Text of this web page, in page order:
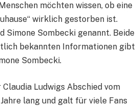
möchten wissen, ob eine
wirklich gestorben ist.
Simone Sombecki genannt. Beide
bekannten Informationen gibt
Sombecki.
Ludwigs Abschied vom
lang und galt für viele Fans